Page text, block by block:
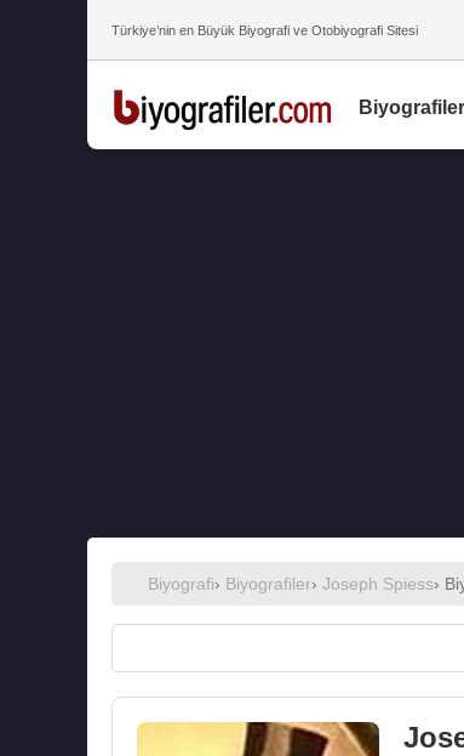
Türkiye’nin en Büyük Biyografi ve Otobiyografi Sitesi
Biyografiler
Biyografi› Biyografiler› Joseph Spiess›